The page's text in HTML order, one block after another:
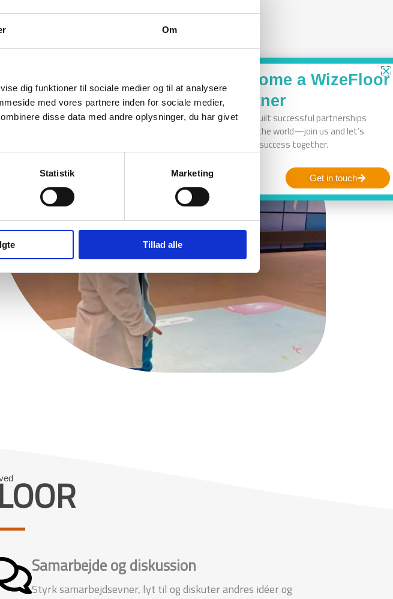
Om
dig funktioner til sociale medier og til at analysere
med vores partnere inden for sociale medier,
disse data med andre oplysninger, du har givet
Statistik Marketing
Tillad alle
Samarbejde og diskussion
Styrk samarbejdsevner, lyt til og diskuter andres idéer og
Become a WizeFloor
Partner
We’ve built successful partnerships
around the world—join us and let’s
achieve success together.
Get in touch